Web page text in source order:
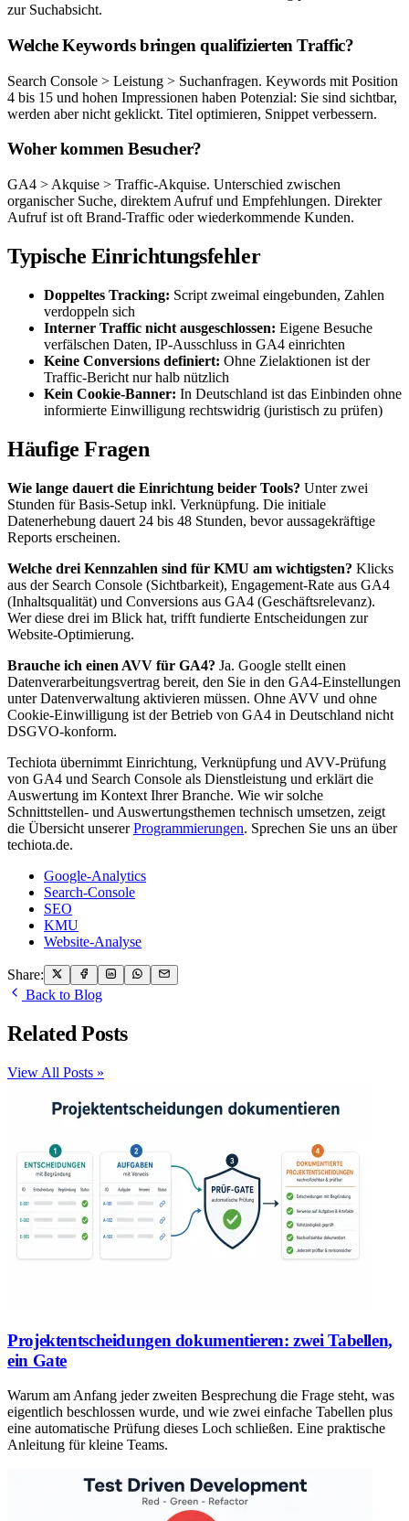
zur Suchabsicht.
Welche Keywords bringen qualifizierten Traffic?
Search Console > Leistung > Suchanfragen. Keywords mit Position
4 bis 15 und hohen Impressionen haben Potenzial: Sie sind sichtbar,
werden aber nicht geklickt. Titel optimieren, Snippet verbessern.
Woher kommen Besucher?
GA4 > Akquise > Traffic-Akquise. Unterschied zwischen
organischer Suche, direktem Aufruf und Empfehlungen. Direkter
Aufruf ist oft Brand-Traffic oder wiederkommende Kunden.
Typische Einrichtungsfehler
Doppeltes Tracking: Script zweimal eingebunden, Zahlen
verdoppeln sich
Interner Traffic nicht ausgeschlossen: Eigene Besuche
verfälschen Daten, IP-Ausschluss in GA4 einrichten
Keine Conversions definiert: Ohne Zielaktionen ist der
Traffic-Bericht nur halb nützlich
Kein Cookie-Banner: In Deutschland ist das Einbinden ohne
informierte Einwilligung rechtswidrig (juristisch zu prüfen)
Häufige Fragen
Wie lange dauert die Einrichtung beider Tools? Unter zwei
Stunden für Basis-Setup inkl. Verknüpfung. Die initiale
Datenerhebung dauert 24 bis 48 Stunden, bevor aussagekräftige
Reports erscheinen.
Welche drei Kennzahlen sind für KMU am wichtigsten? Klicks
aus der Search Console (Sichtbarkeit), Engagement-Rate aus GA4
(Inhaltsqualität) und Conversions aus GA4 (Geschäftsrelevanz).
Wer diese drei im Blick hat, trifft fundierte Entscheidungen zur
Website-Optimierung.
Brauche ich einen AVV für GA4? Ja. Google stellt einen
Datenverarbeitungsvertrag bereit, den Sie in den GA4-Einstellungen
unter Datenverwaltung aktivieren müssen. Ohne AVV und ohne
Cookie-Einwilligung ist der Betrieb von GA4 in Deutschland nicht
DSGVO-konform.
Techiota übernimmt Einrichtung, Verknüpfung und AVV-Prüfung
von GA4 und Search Console als Dienstleistung und erklärt die
Auswertung im Kontext Ihrer Branche. Wie wir solche
Schnittstellen- und Auswertungsthemen technisch umsetzen, zeigt
die Übersicht unsererProgrammierungen. Sprechen Sie uns an über
techiota.de.
Google-Analytics
Search-Console
SEO
KMU
Website-Analyse
Share:
Back to Blog
Related Posts
View All Posts »
Projektentscheidungen dokumentieren: zwei Tabellen,
ein Gate
Warum am Anfang jeder zweiten Besprechung die Frage steht, was
eigentlich beschlossen wurde, und wie zwei einfache Tabellen plus
eine automatische Prüfung dieses Loch schließen. Eine praktische
Anleitung für kleine Teams.